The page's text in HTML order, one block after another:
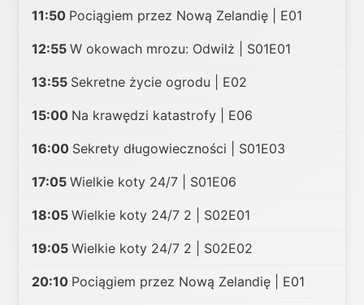
11:50 Pociągiem przez Nową Zelandię | E01
12:55 W okowach mrozu: Odwilż | S01E01
13:55 Sekretne życie ogrodu | E02
15:00 Na krawędzi katastrofy | E06
16:00 Sekrety długowieczności | S01E03
17:05 Wielkie koty 24/7 | S01E06
18:05 Wielkie koty 24/7 2 | S02E01
19:05 Wielkie koty 24/7 2 | S02E02
20:10 Pociągiem przez Nową Zelandię | E01